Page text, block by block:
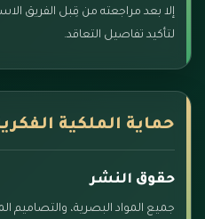
إلا بعد مراجعته من قِبل الفريق
لتأكيد تفاصيل التعاقد.
حماية الملكية
حقوق النشر
جميع المواد البصرية، والتصاميم